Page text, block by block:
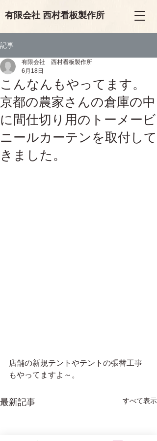
有限会社西村看板製作所
記事
こんなんもやってます。
京都の農家さんの倉庫の中
に間仕切り用のトーメービ
ニールカーテンを取付して
きました。
有限会社 西村看板製作所
6月18日
店舗の新規テントやテントの張替工事
もやってますよ～。
最新記事 すべて表示